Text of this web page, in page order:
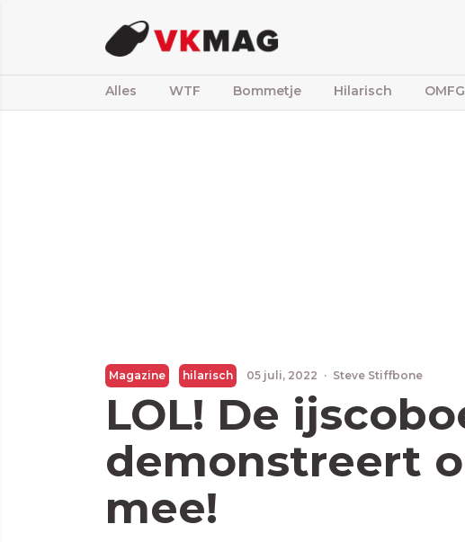
Alles WTF Bommetje Hilarisch OMFG
Magazine hilarisch 05 juli, 2022 · Steve Stiffbone
LOL! De
demonstreert
mee!